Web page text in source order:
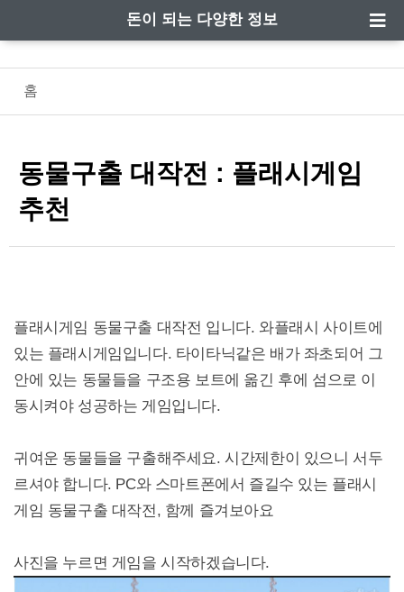
돈이 되는 다양한 정보
홈
동물구출 대작전 : 플래시게임
추천
플래시게임 동물구출 대작전 입니다. 와플래시 사이트에
있는 플래시게임입니다. 타이타닉같은 배가 좌초되어 그
안에 있는 동물들을 구조용 보트에 옮긴 후에 섬으로 이
동시켜야 성공하는 게임입니다.
귀여운 동물들을 구출해주세요. 시간제한이 있으니 서두
르셔야 합니다. PC와 스마트폰에서 즐길수 있는 플래시
게임 동물구출 대작전, 함께 즐겨보아요
사진을 누르면 게임을 시작하겠습니다.